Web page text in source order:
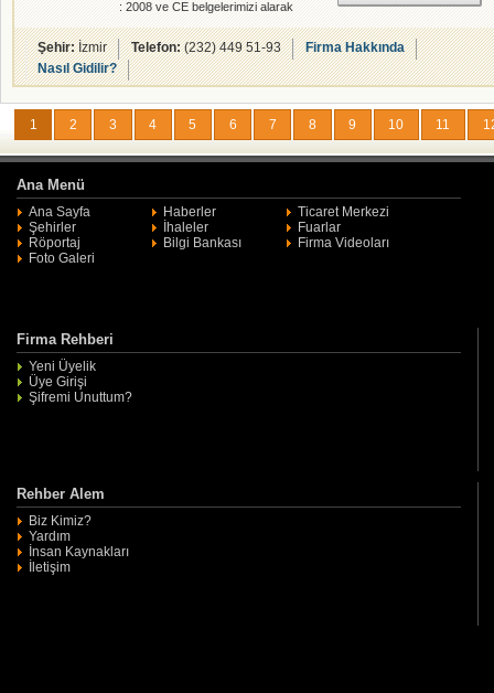
: 2008 ve CE belgelerimizi alarak
dünya ülkelerine ihracat yapmaya
başladık. İlk önce imalata eğe sapı,
disk altı, spiral bor yağ hortumu,
torna tırtırı gibi çeşitli ürünler ile
kendisini iç ve dış piyasaya kabul
ettirmiştir. Şu anda 500 çeşit ürün
ile iç ve dış piyasaya hizmet
vermektedir. Firmanın gayesi almış
daha verimli bir şekilde açılma
Şehir:İzmir Telefon:(232) 449 51-93
Firma Hakkında
Nasıl Gidilir?
1 2 3 4 5 6 7 8 9 10 11
Ana Menü
Ana Sayfa Haberler
Ticaret Merkezi
Şehirler
İhaleler
Fuarlar
Röportaj
Bilgi Bankası
Firma Videoları
Foto Galeri
Firma Rehberi
Yeni Üyelik
Üye Girişi
Şifremi Unuttum?
Rehber Alem
Biz Kimiz?
Yardım
İnsan Kaynakları
İletişim